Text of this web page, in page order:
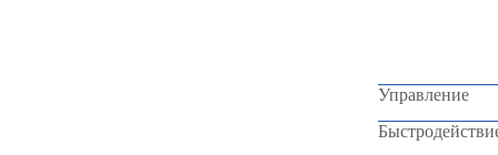
Управление